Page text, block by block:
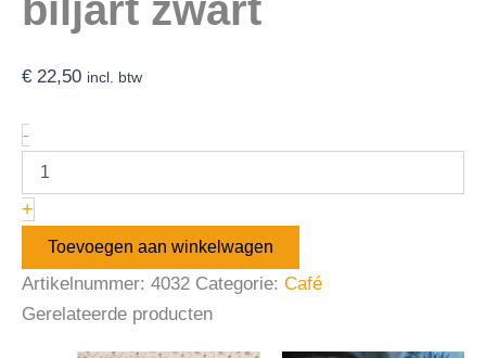
biljart zwart
€ 22,50 incl. btw
-
+
Toevoegen aan winkelwagen
Artikelnummer: 4032 Categorie: Café
Gerelateerde producten